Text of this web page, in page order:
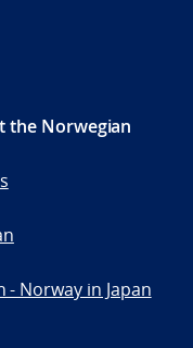
the Norwegian
Norway in Japan